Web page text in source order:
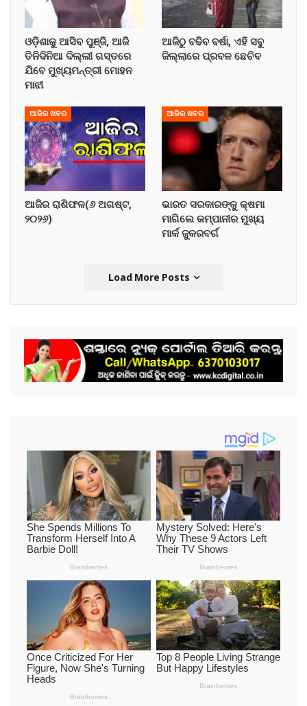
ଓଡ଼ିଶାକୁ ଆସିବ ପୁଞ୍ଜି, ଆଜି
ତିନିଦିନିଆ ଦିଲ୍ଲୀ ଗସ୍ତରେ
ଯିବେ ମୁଖ୍ୟମନ୍ତ୍ରୀ ମୋହନ
ମାଝୀ
ଆଜିଠୁ ବଢିବ ବର୍ଷା, ଏହି ସବୁ
ଜିଲ୍ଲାରେ ପ୍ରବଳ ଛେଚିବ
ଆଜିର ଖବର
ଆଜିର ରାଶିଫଳ(୬ ଅଗଷ୍ଟ,
୨୦୨୬)
ଆଜିର ଖବର
ଭାରତ ସରକାରଙ୍କୁ କ୍ଷମା
ମାଗିଲେ କମ୍ପାନୀର ମୁଖ୍ୟ
ମାର୍କ ଜୁକରବର୍ଗ
Load More Posts